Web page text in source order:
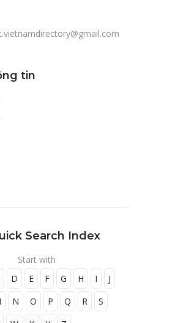
tin
Search Index
Start with
D E F G H I
J
N O P Q R
S